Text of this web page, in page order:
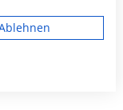
Messung der
durch Statistiken
Entwicklung
Daten zur